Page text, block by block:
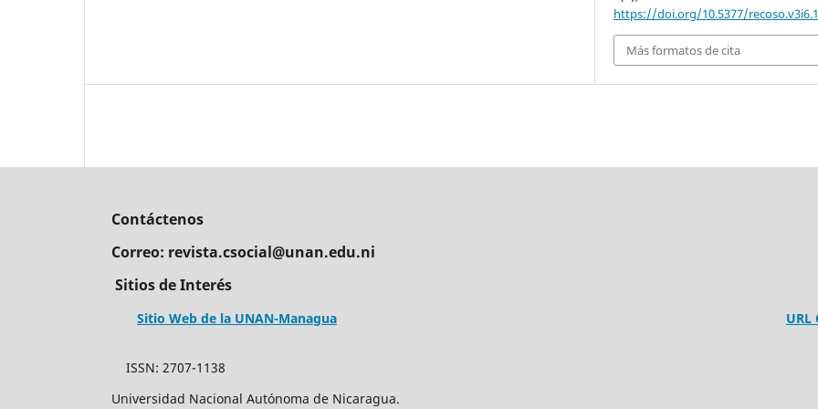
https://doi.org/10.5377/
Más formatos de cita
Contáctenos
Correo: revista.csocial@unan.edu.ni
Sitios de Interés
Sitio Web de la UNAN-Managua URL
ISSN: 2707-1138
Universidad Nacional Autónoma de Nicaragua.